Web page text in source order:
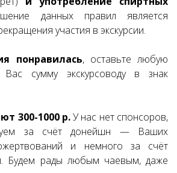
данных правил является
участия в экскурсии.
понравилась, оставьте любую
сумму экскурсоводу в знак
300-1000 р.У нас нет спонсоров,
за счёт донейшн — Ваших
и немного за счёт
Будем рады любым чаевым, даже